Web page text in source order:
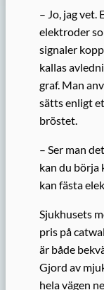
– Jo, jag vet.
elektroder
signaler
kallas
graf. Man
sätts enligt
bröstet.
– Ser man
kan du börja
kan fästa
Sjukhusets
pris på
är både
Gjord av
hela vägen